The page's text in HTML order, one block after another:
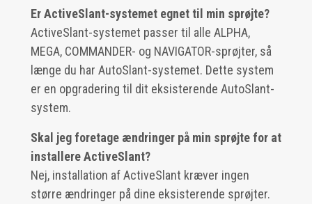
Er ActiveSlant-systemet egnet til min sprøjte?
ActiveSlant-systemet passer til alle ALPHA,
MEGA, COMMANDER- og NAVIGATOR-sprøjter, så
længe du har AutoSlant-systemet. Dette system
er en opgradering til dit eksisterende AutoSlant-
system.
Skal jeg foretage ændringer på min sprøjte for at
installere ActiveSlant?
Nej, installation af ActiveSlant kræver ingen
større ændringer på dine eksisterende sprøjter.